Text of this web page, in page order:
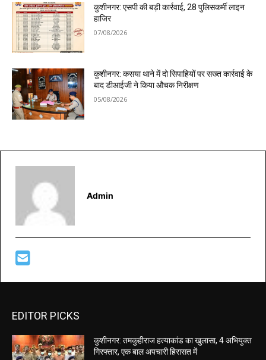
कुशीनगर: एसपी की बड़ी कार्रवाई, 28 पुलिसकर्मी लाइन
हाजिर
07/08/2026
कुशीनगर: कसया थाने में दो सिपाहियों पर सख्त कार्रवाई के
बाद डीआईजी ने किया औचक निरीक्षण
05/08/2026
Admin
EDITOR PICKS
कुशीनगर: तमकुहीराज हत्याकांड का खुलासा, 4 अभियुक्त
गिरफ्तार, एक बाल अपचारी हिरासत में